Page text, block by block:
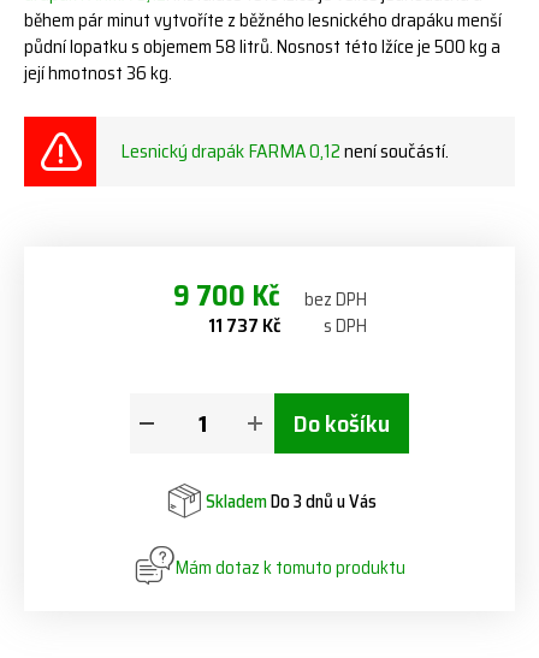
během pár minut vytvoříte z běžného lesnického drapáku menší
půdní lopatku s objemem 58 litrů. Nosnost této lžíce je 500 kg a
její hmotnost 36 kg.
Lesnický drapák FARMA 0,12není součástí.
9 700 Kč bez DPH
11 737 Kč s DPH
Do košíku
SklademDo 3 dnů u Vás
Mám dotaz k tomuto produktu